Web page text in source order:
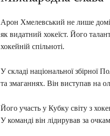
Арон Хмелевський не лише
як видатний хокеїст. Його
хокейній спільноті.
У складі національної збірної
та змаганнях. Він виступав на
Його участь у Кубку світу з
У команді він лідирував за